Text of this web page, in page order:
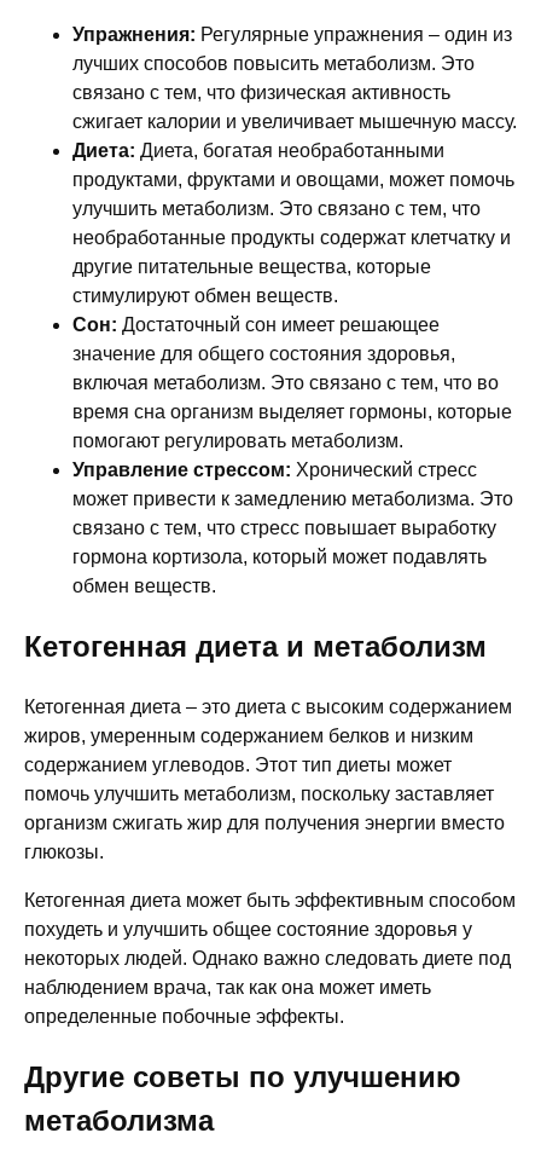
Упражнения: Регулярные упражнения – один из
лучших способов повысить метаболизм. Это
связано с тем, что физическая активность
сжигает калории и увеличивает мышечную массу.
Диета: Диета, богатая необработанными
продуктами, фруктами и овощами, может помочь
улучшить метаболизм. Это связано с тем, что
необработанные продукты содержат клетчатку и
другие питательные вещества, которые
стимулируют обмен веществ.
Сон: Достаточный сон имеет решающее
значение для общего состояния здоровья,
включая метаболизм. Это связано с тем, что во
время сна организм выделяет гормоны, которые
помогают регулировать метаболизм.
Управление стрессом: Хронический стресс
может привести к замедлению метаболизма. Это
связано с тем, что стресс повышает выработку
гормона кортизола, который может подавлять
обмен веществ.
Кетогенная диета и метаболизм
Кетогенная диета – это диета с высоким содержанием
жиров, умеренным содержанием белков и низким
содержанием углеводов. Этот тип диеты может
помочь улучшить метаболизм, поскольку заставляет
организм сжигать жир для получения энергии вместо
глюкозы.
Кетогенная диета может быть эффективным способом
похудеть и улучшить общее состояние здоровья у
некоторых людей. Однако важно следовать диете под
наблюдением врача, так как она может иметь
определенные побочные эффекты.
Другие советы по улучшению
метаболизма